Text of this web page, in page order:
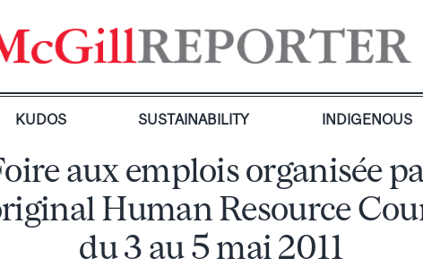
KUDOS SUSTAINABILITY INDIGENOUS
aux emplois organisée
Human Resource
du 3 au 5 mai 2011